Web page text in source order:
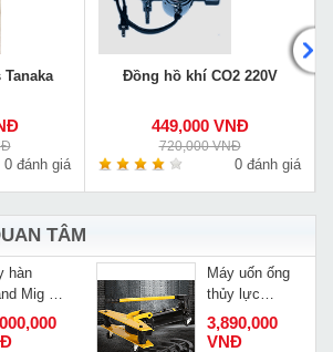
0 đánh giá
Đồng hồ khí CO2 220V
449,000 VNĐ
720,000 VNĐ
0 đánh giá
TÂM
hàn
Mig MZ-
Máy uốn ống
thủy lực
Changyou
SWG-1
3,890,000
VNĐ